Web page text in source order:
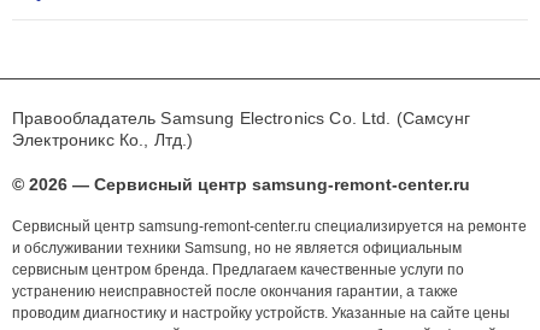
Правообладатель Samsung Electronics Co. Ltd. (Самсунг
Электроникс Ко., Лтд.)
© 2026 — Сервисный центр samsung-remont-center.ru
Сервисный центр samsung-remont-center.ru специализируется на ремонте
и обслуживании техники Samsung, но не является официальным
сервисным центром бренда. Предлагаем качественные услуги по
устранению неисправностей после окончания гарантии, а также
проводим диагностику и настройку устройств. Указанные на сайте цены